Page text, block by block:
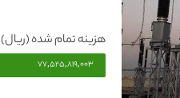
هزینه تمام شده (ریال)
77,525,819,003